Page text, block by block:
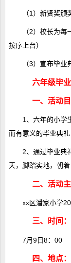
（1）新贤奖颁
（2）校长为
按序上台）
（3）宣布毕业
六年级毕
一、活动目
1、六年的小学
而有意义的毕业典
2、通过毕业典
天，脚踏实地，朝
二、活动主
xx区潘家小学
三、时间：
7月9日8：00
四、地点：